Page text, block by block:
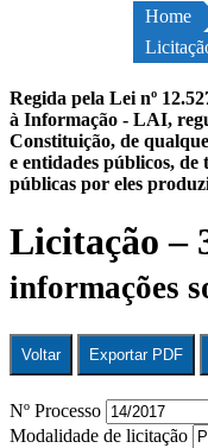
Home
Regida pela Lei nº
à Informação - LAI,
Constituição, de
e entidades públicos, de
públicas por eles
Licitação –
informações
Voltar Exportar PDF
Nº Processo
Modalidade de licitação